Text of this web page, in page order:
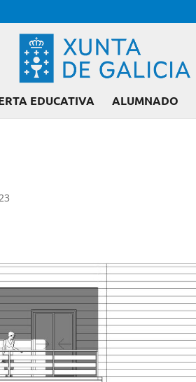
EDUCATIVA ALUMNADO